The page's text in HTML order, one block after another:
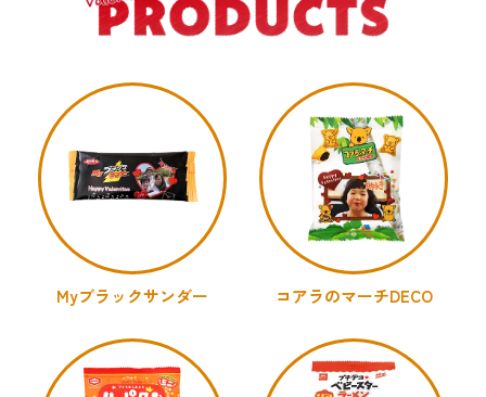
Myブラックサンダー コアラのマーチDECO